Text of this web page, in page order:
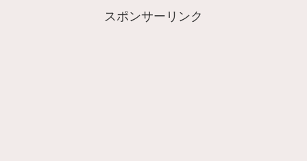
スポンサーリンク